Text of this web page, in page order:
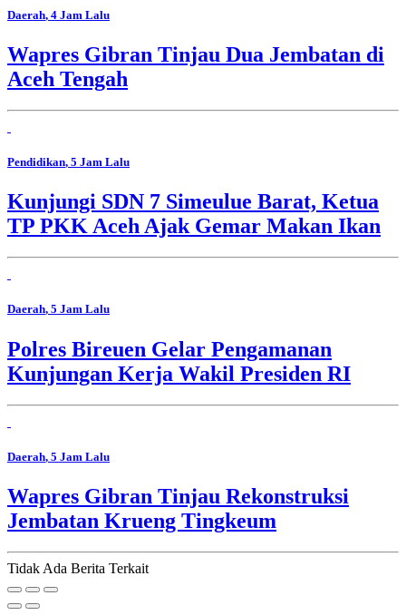
Daerah, 4 Jam Lalu
Wapres Gibran Tinjau Dua Jembatan di
Aceh Tengah
Pendidikan, 5 Jam Lalu
Kunjungi SDN 7 Simeulue Barat, Ketua
TP PKK Aceh Ajak Gemar Makan Ikan
Daerah, 5 Jam Lalu
Polres Bireuen Gelar Pengamanan
Kunjungan Kerja Wakil Presiden RI
Daerah, 5 Jam Lalu
Wapres Gibran Tinjau Rekonstruksi
Jembatan Krueng Tingkeum
Tidak Ada Berita Terkait